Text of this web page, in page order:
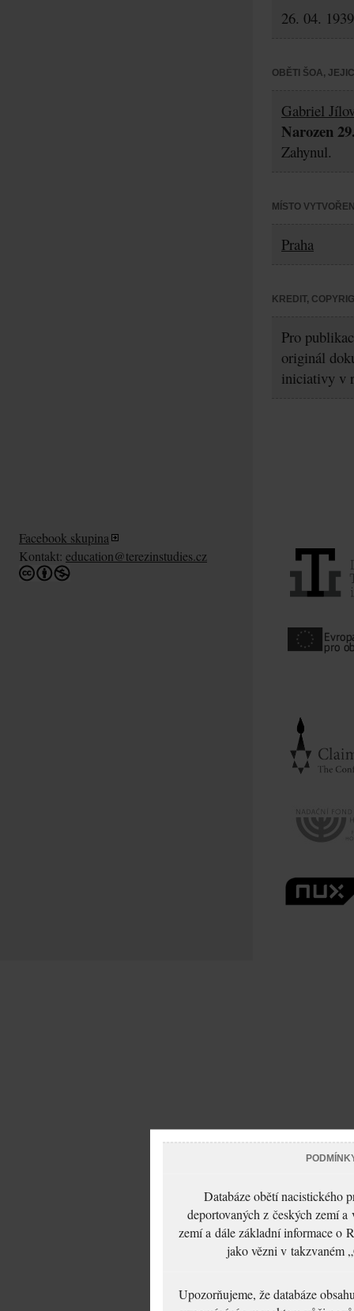
26. 04. 1939
OBĚTI ŠOA,
Gabriel
Narozen
Zahynul.
MÍSTO
Praha
KREDIT,
Pro
originál
iniciativy v
Facebook skupina
Kontakt: education@terezinstudies.cz
Databáze obětí nacistického
deportovaných z českých zemí
zemí a dále základní informace o
jako vězni v takzvaném
Upozorňujeme, že databáze